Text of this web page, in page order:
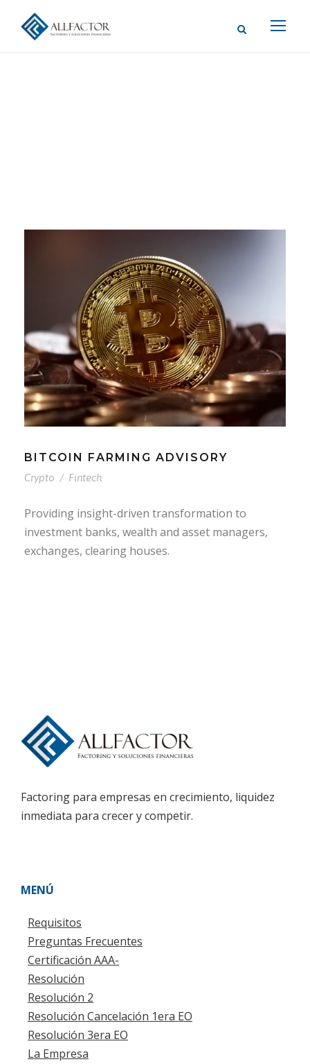
BITCOIN FARMING ADVISORY
Crypto / Fintech
Providing insight-driven transformation to
investment banks, wealth and asset managers,
exchanges, clearing houses.
Factoring para empresas en crecimiento, liquidez
inmediata para crecer y competir.
MENÚ
Requisitos
Preguntas Frecuentes
Certificación AAA-
Resolución
Resolución 2
Resolución Cancelación 1era EO
Resolución 3era EO
La Empresa